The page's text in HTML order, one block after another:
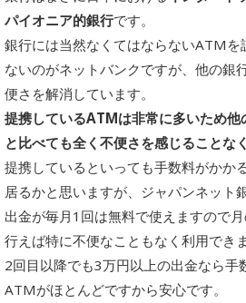
パイオニア的銀行です。
銀行には当然なくてはならないATMを
ないのがネットバンクですが、他の銀
便さを解消しています。
提携しているATMは非常に多いため他
と比べても全く不便さを感じることな
提携しているといっても手数料がかか
居るかと思いますが、ジャパンネット
出金が毎月1回は無料で使えますので
行えば特に不便なこともなく利用できま
2回目以降でも3万円以上の出金なら手
ATMがほとんどですから安心です。